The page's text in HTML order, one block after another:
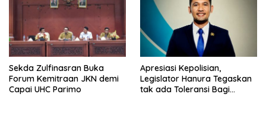
Sekda Zulfinasran Buka
Forum Kemitraan JKN demi
Capai UHC Parimo
Apresiasi Kepolisian,
Legislator Hanura Tegaskan
tak ada Toleransi Bagi